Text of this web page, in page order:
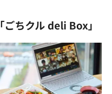
「ごちクル deli Box」